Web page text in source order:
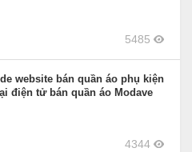
5485
website bán quần áo phụ kiện
điện tử bán quần áo Modave
4344